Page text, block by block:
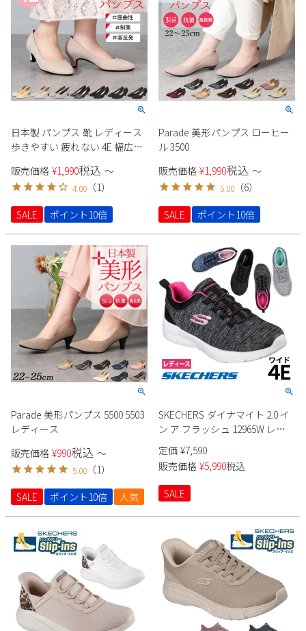
日本製 パンプス 靴 レディース
歩きやすい 疲れない 4E 幅広
反発 痛くなりにくい 走れる
Parade 美形パンプス 4500
販売価格 ¥1,990税込 〜
4.00 （1）
SALE
ポイント10倍
Parade 美形パンプス ローヒー
ル 3500
販売価格 ¥1,990税込 〜
5.00 （6）
SALE
ポイント10倍
Parade 美形パンプス 5500 5503
レディース
販売価格 ¥990税込 〜
5.00 （1）
SALE
ポイント10倍 人気
SKECHERS ダイナマイト 2.0 イ
ン ア フラッシュ 12965W レデ
ィース
定価 ¥7,590
販売価格 ¥5,990税込
SALE